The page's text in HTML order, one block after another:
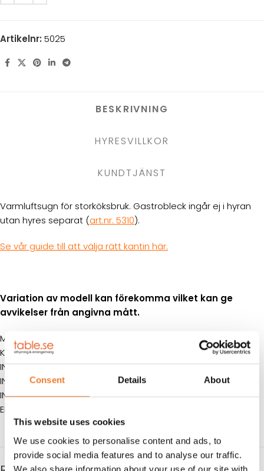
Consent Details About
This website uses cookies
We use cookies to personalise content and ads, to
provide social media features and to analyse our traffic.
We also share information about your use of our site with
Artikelnr: 5025
BESKRIVNING
HYRESVILLKOR
KUNDTJÄNST
Varmluftsugn för storköksbruk. Gastrobleck ingår ej i hyran
utan hyres separat (art.nr. 5310).
Se vår guide till att välja rätt kantin här.
Variation av modell kan förekomma vilket kan ge
avvikelser från angivna mått.
MÅTT: B 85 cm D 80 cm H 166 cm
KAPACITET: 12 GN 1/1 7 cm
INKOPPLING EL: 3-fas, 32 A
INKOPPLING VATTEN: 3/4 tum utvändig gänga
INKOPPLING AVLOPP: 50 mm
EFFEKT: 33 kw